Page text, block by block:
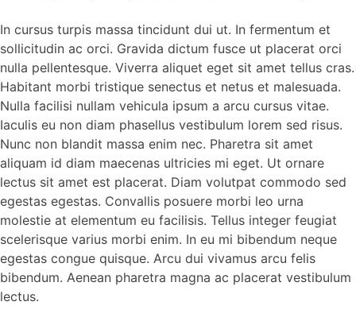
In cursus turpis massa tincidunt dui ut. In fermentum et
sollicitudin ac orci. Gravida dictum fusce ut placerat orci
nulla pellentesque. Viverra aliquet eget sit amet tellus cras.
Habitant morbi tristique senectus et netus et malesuada.
Nulla facilisi nullam vehicula ipsum a arcu cursus vitae.
Iaculis eu non diam phasellus vestibulum lorem sed risus.
Nunc non blandit massa enim nec. Pharetra sit amet
aliquam id diam maecenas ultricies mi eget. Ut ornare
lectus sit amet est placerat. Diam volutpat commodo sed
egestas egestas. Convallis posuere morbi leo urna
molestie at elementum eu facilisis. Tellus integer feugiat
scelerisque varius morbi enim. In eu mi bibendum neque
egestas congue quisque. Arcu dui vivamus arcu felis
bibendum. Aenean pharetra magna ac placerat vestibulum
lectus.